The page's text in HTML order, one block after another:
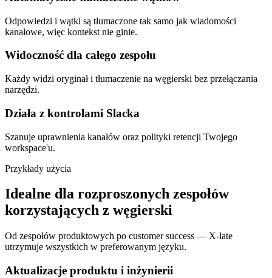
Odpowiedzi i wątki są tłumaczone tak samo jak wiadomości
kanałowe, więc kontekst nie ginie.
Widoczność dla całego zespołu
Każdy widzi oryginał i tłumaczenie na węgierski bez przełączania
narzędzi.
Działa z kontrolami Slacka
Szanuje uprawnienia kanałów oraz polityki retencji Twojego
workspace'u.
Przykłady użycia
Idealne dla rozproszonych zespołów
korzystających z węgierski
Od zespołów produktowych po customer success — X-late
utrzymuje wszystkich w preferowanym języku.
Aktualizacje produktu i inżynierii